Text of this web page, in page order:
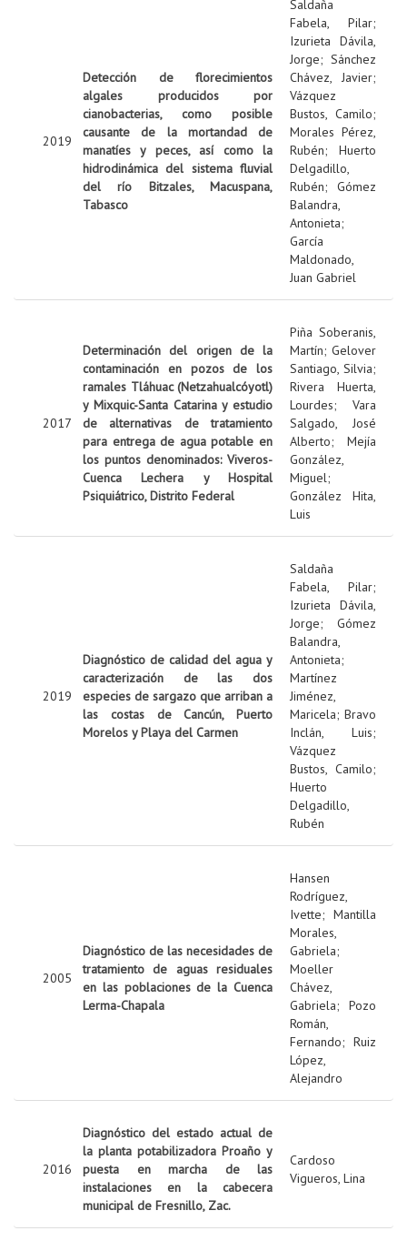
2019
Detección de florecimientos
algales producidos por
cianobacterias, como posible
causante de la mortandad de
manatíes y peces, así como la
hidrodinámica del sistema fluvial
del río Bitzales, Macuspana,
Tabasco
Saldaña
Fabela, Pilar;
Izurieta Dávila,
Jorge; Sánchez
Chávez, Javier;
Vázquez
Bustos, Camilo;
Morales Pérez,
Rubén; Huerto
Delgadillo,
Rubén; Gómez
Balandra,
Antonieta;
García
Maldonado,
Juan Gabriel
2017
Determinación del origen de la
contaminación en pozos de los
ramales Tláhuac (Netzahualcóyotl)
y Mixquic-Santa Catarina y estudio
de alternativas de tratamiento
para entrega de agua potable en
los puntos denominados: Viveros-
Cuenca Lechera y Hospital
Psiquiátrico, Distrito Federal
Piña Soberanis,
Martín; Gelover
Santiago, Silvia;
Rivera Huerta,
Lourdes; Vara
Salgado, José
Alberto; Mejía
González,
Miguel;
González Hita,
Luis
2019
Diagnóstico de calidad del agua y
caracterización de las dos
especies de sargazo que arriban a
las costas de Cancún, Puerto
Morelos y Playa del Carmen
Saldaña
Fabela, Pilar;
Izurieta Dávila,
Jorge; Gómez
Balandra,
Antonieta;
Martínez
Jiménez,
Maricela; Bravo
Inclán, Luis;
Vázquez
Bustos, Camilo;
Huerto
Delgadillo,
Rubén
2005
Diagnóstico de las necesidades de
tratamiento de aguas residuales
en las poblaciones de la Cuenca
Lerma-Chapala
Hansen
Rodríguez,
Ivette; Mantilla
Morales,
Gabriela;
Moeller
Chávez,
Gabriela; Pozo
Román,
Fernando; Ruiz
López,
Alejandro
2016
Diagnóstico del estado actual de
la planta potabilizadora Proaño y
puesta en marcha de las
instalaciones en la cabecera
municipal de Fresnillo, Zac.
Cardoso
Vigueros, Lina